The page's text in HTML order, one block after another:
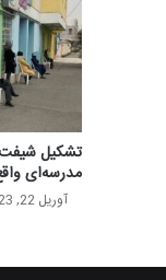
تشکیل شیفت
مدرسه‌ای
آوریل 22, 2023